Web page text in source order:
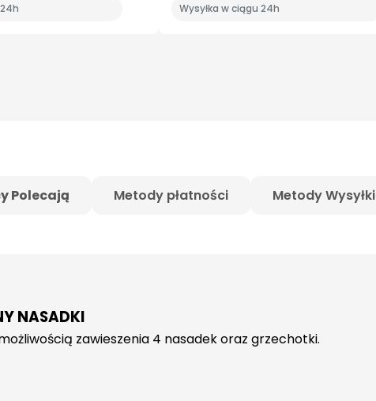
Wysyłka w ciągu 24h
Polecają Metody płatności Metody Wysyłki
NASADKI
zawieszenia 4 nasadek oraz grzechotki.